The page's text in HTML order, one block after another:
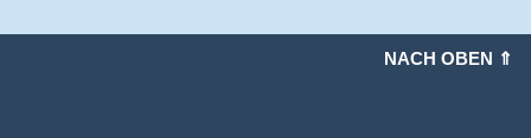
NACH OBEN ⇑